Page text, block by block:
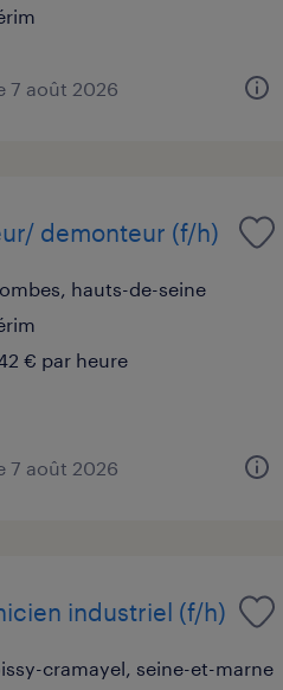
7 août 2026
demonteur (f/h)
hauts-de-seine
€ par heure
7 août 2026
industriel (f/h)
cramayel, seine-et-marne